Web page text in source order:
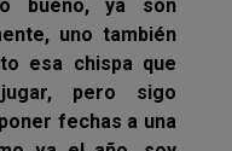
bueno, ya son
uno también
esa chispa que
pero sigo
fechas a una